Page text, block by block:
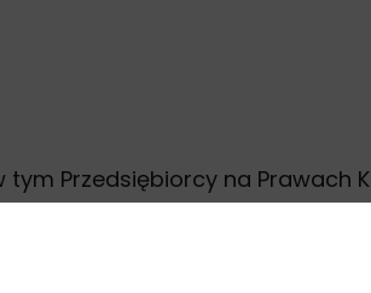
Przedsiębiorcy na Prawach
od Umowy